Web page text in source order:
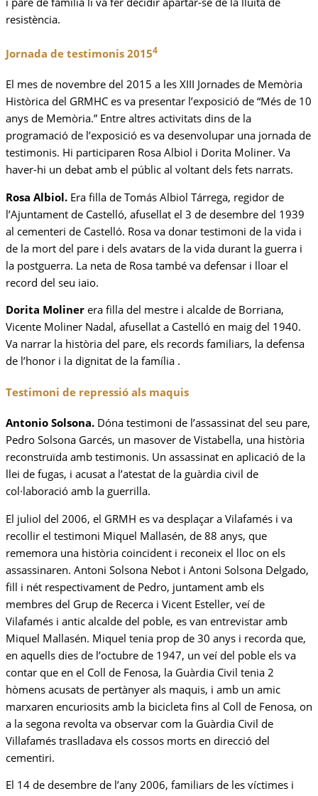
resistència.
Jornada de testimonis 20154
El mes de novembre del 2015 a les XIII Jornades de Memòria
Històrica del GRMHC es va presentar l’exposició de “Més de 10
anys de Memòria.” Entre altres activitats dins de la
programació de l’exposició es va desenvolupar una jornada de
testimonis. Hi participaren Rosa Albiol i Dorita Moliner. Va
haver-hi un debat amb el públic al voltant dels fets narrats.
Rosa Albiol. Era filla de Tomás Albiol Tárrega, regidor de
l’Ajuntament de Castelló, afusellat el 3 de desembre del 1939
al cementeri de Castelló. Rosa va donar testimoni de la vida i
de la mort del pare i dels avatars de la vida durant la guerra i
la postguerra. La neta de Rosa també va defensar i lloar el
record del seu iaio.
Dorita Moliner era filla del mestre i alcalde de Borriana,
Vicente Moliner Nadal, afusellat a Castelló en maig del 1940.
Va narrar la història del pare, els records familiars, la defensa
de l’honor i la dignitat de la família .
Testimoni de repressió als maquis
Antonio Solsona. Dóna testimoni de l’assassinat del seu pare,
Pedro Solsona Garcés, un masover de Vistabella, una història
reconstruïda amb testimonis. Un assassinat en aplicació de la
llei de fugas, i acusat a l’atestat de la guàrdia civil de
col·laboració amb la guerrilla.
El juliol del 2006, el GRMH es va desplaçar a Vilafamés i va
recollir el testimoni Miquel Mallasén, de 88 anys, que
rememora una història coincident i reconeix el lloc on els
assassinaren. Antoni Solsona Nebot i Antoni Solsona Delgado,
fill i nét respectivament de Pedro, juntament amb els
membres del Grup de Recerca i Vicent Esteller, veí de
Vilafamés i antic alcalde del poble, es van entrevistar amb
Miquel Mallasén. Miquel tenia prop de 30 anys i recorda que,
en aquells dies de l’octubre de 1947, un veí del poble els va
contar que en el Coll de Fenosa, la Guàrdia Civil tenia 2
hòmens acusats de pertànyer als maquis, i amb un amic
marxaren encuriosits amb la bicicleta fins al Coll de Fenosa, on
a la segona revolta va observar com la Guàrdia Civil de
Villafamés traslladava els cossos morts en direcció del
cementiri.
El 14 de desembre de l’any 2006, familiars de les víctimes i